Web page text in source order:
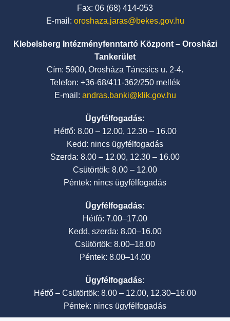
Fax: 06 (68) 414-053
E-mail: oroshaza.jaras@bekes.gov.hu
Klebelsberg Intézményfenntartó Központ – Orosházi
Tankerület
Cím: 5900, Orosháza Táncsics u. 2-4.
Telefon: +36-68/411-362/250 mellék
E-mail: andras.banki@klik.gov.hu
Ügyfélfogadás:
Hétfő: 8.00 – 12.00, 12.30 – 16.00
Kedd: nincs ügyfélfogadás
Szerda: 8.00 – 12.00, 12.30 – 16.00
Csütörtök: 8.00 – 12.00
Péntek: nincs ügyfélfogadás
Ügyfélfogadás:
Hétfő: 7.00–17.00
Kedd, szerda: 8.00–16.00
Csütörtök: 8.00–18.00
Péntek: 8.00–14.00
Ügyfélfogadás:
Hétfő – Csütörtök: 8.00 – 12.00, 12.30–16.00
Péntek: nincs ügyfélfogadás